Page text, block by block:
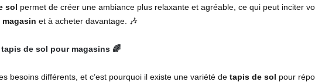
sol permet de créer une ambiance plus relaxante et agréable, ce qui peut inciter
magasin et à acheter davantage. 🎶
de sol pour magasins 🌈
besoins différents, et c’est pourquoi il existe une variété de tapis de sol pour